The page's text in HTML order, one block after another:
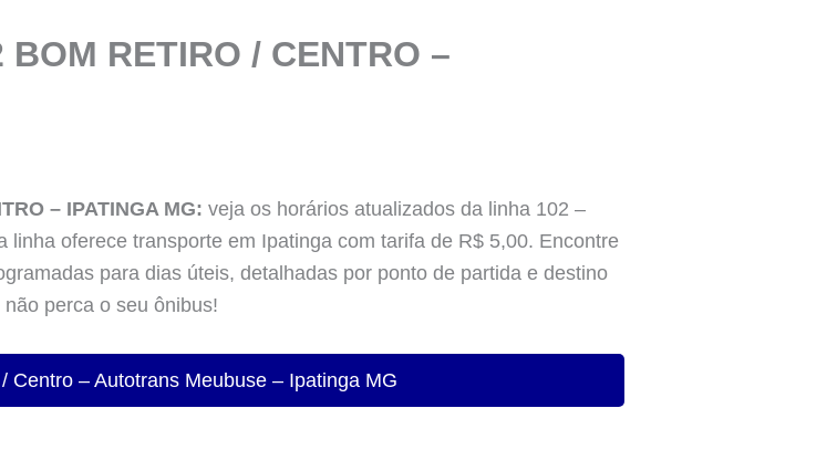
RETIRO / CENTRO –
– IPATINGA MG: veja os horários atualizados da linha 102 –
oferece transporte em Ipatinga com tarifa de R$ 5,00. Encontre
para dias úteis, detalhadas por ponto de partida e destino
perca o seu ônibus!
– Autotrans Meubuse – Ipatinga MG